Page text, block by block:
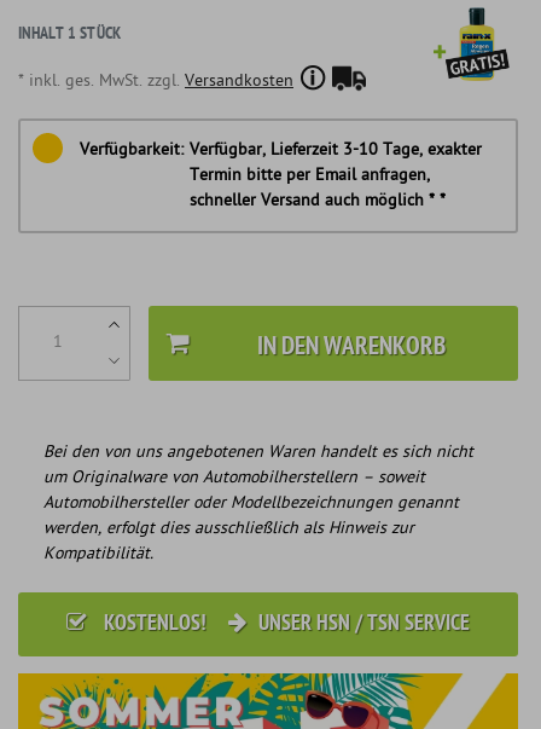
INHALT 1STÜCK
* inkl. ges. MwSt. zzgl. Versandkosten
Verfügbarkeit: Verfügbar, Lieferzeit 3-10 Tage, exakter
Termin bitte per Email anfragen,
schneller Versand auch möglich * *
IN DEN WARENKORB
Bei den von uns angebotenen Waren handelt es sich nicht
um Originalware von Automobilherstellern – soweit
Automobilhersteller oder Modellbezeichnungen genannt
werden, erfolgt dies ausschließlich als Hinweis zur
Kompatibilität.
KOSTENLOS! UNSER HSN / TSN SERVICE